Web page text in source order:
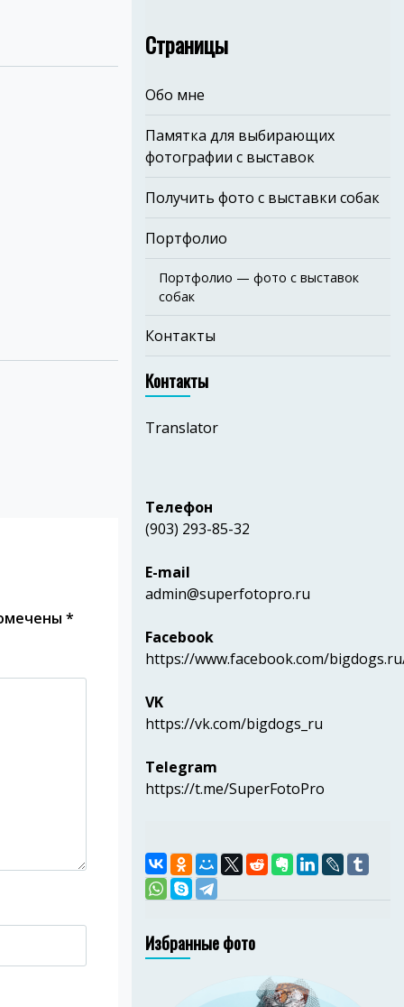
*
Страницы
Обо мне
Памятка для выбирающих
фотографии с выставок
Получить фото с выставки собак
Портфолио
Портфолио — фото с выставок
собак
Контакты
Контакты
Translator
Телефон
(903) 293-85-32
E-mail
admin@superfotopro.ru
Facebook
https://www.facebook.com/
VK
https://vk.com/bigdogs_ru
Telegram
https://t.me/SuperFotoPro
Избранные фото